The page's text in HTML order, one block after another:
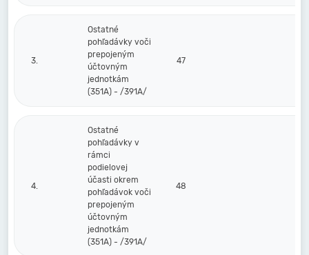
3.
Ostatné
pohľadávky voči
prepojeným
účtovným
jednotkám
(351A) - /391A/
47
4.
Ostatné
pohľadávky v
rámci
podielovej
účasti okrem
pohľadávok voči
prepojeným
účtovným
jednotkám
(351A) - /391A/
48